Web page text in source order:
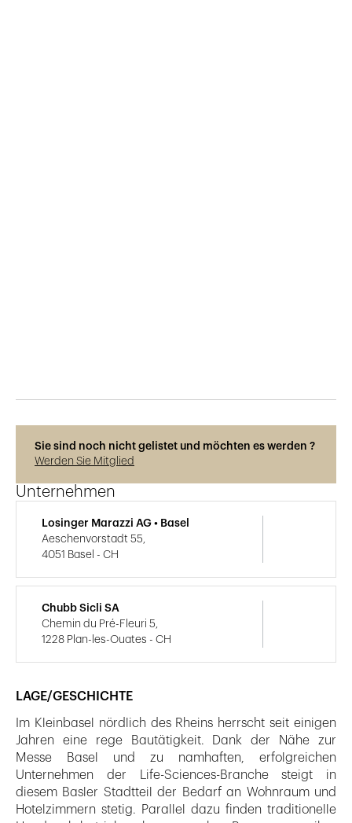
LAGE/GESCHICHTE
Im Kleinbasel nördlich des Rheins herrscht seit einigen
Jahren eine rege Bautätigkeit. Dank der Nähe zur
Messe Basel und zu namhaften, erfolgreichen
Unternehmen der Life-Sciences-Branche steigt in
diesem Basler Stadtteil der Bedarf an Wohnraum und
Hotelzimmern stetig. Parallel dazu finden traditionelle
Sie sind noch nicht gelistet und möchten es werden ?
Werden Sie Mitglied
Unternehmen
Losinger Marazzi AG • Basel
Aeschenvorstadt 55,
4051 Basel - CH
Chubb Sicli SA
Chemin du Pré-Fleuri 5,
1228 Plan-les-Ouates - CH